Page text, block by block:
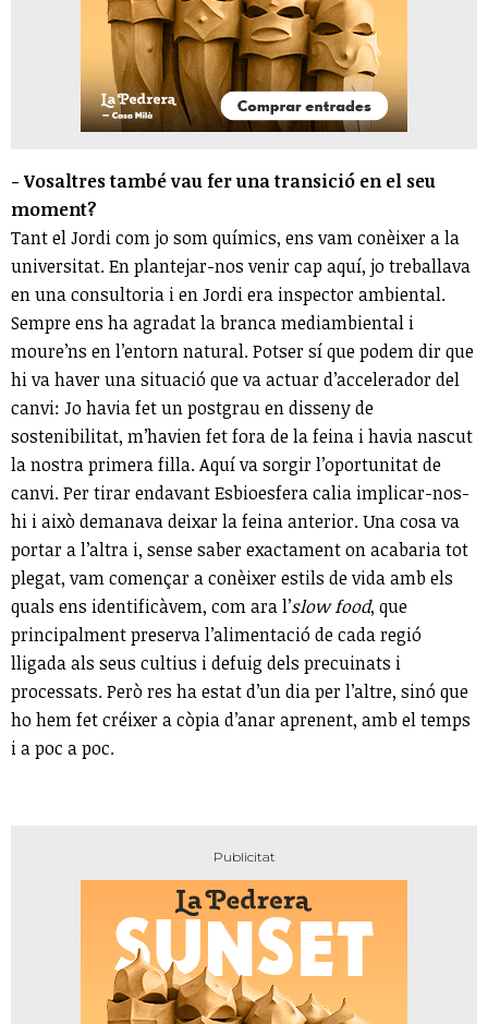
- Vosaltres també vau fer una transició en el seu
moment?
Tant el Jordi com jo som químics, ens vam conèixer a la
universitat. En plantejar-nos venir cap aquí, jo treballava
en una consultoria i en Jordi era inspector ambiental.
Sempre ens ha agradat la branca mediambiental i
moure’ns en l’entorn natural. Potser sí que podem dir que
hi va haver una situació que va actuar d’accelerador del
canvi: Jo havia fet un postgrau en disseny de
sostenibilitat, m’havien fet fora de la feina i havia nascut
la nostra primera filla. Aquí va sorgir l’oportunitat de
canvi. Per tirar endavant Esbioesfera calia implicar-nos-
hi i això demanava deixar la feina anterior. Una cosa va
portar a l’altra i, sense saber exactament on acabaria tot
plegat, vam començar a conèixer estils de vida amb els
quals ens identificàvem, com ara l’slow food, que
principalment preserva l’alimentació de cada regió
lligada als seus cultius i defuig dels precuinats i
processats. Però res ha estat d’un dia per l’altre, sinó que
ho hem fet créixer a còpia d’anar aprenent, amb el temps
i a poc a poc.